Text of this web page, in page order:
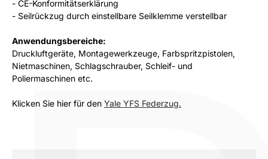
- CE-Konformitätserklärung
- Seilrückzug durch einstellbare Seilklemme verstellbar
Anwendungsbereiche:
Druckluftgeräte, Montagewerkzeuge, Farbspritzpistolen,
Nietmaschinen, Schlagschrauber, Schleif- und
Poliermaschinen etc.
Klicken Sie hier für den Yale YFS Federzug.